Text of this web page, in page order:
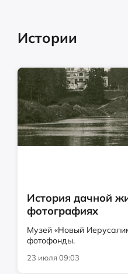
Истории
История дачной
фотографиях
Музей «Новый
фотофонды.
23 июля 09:03